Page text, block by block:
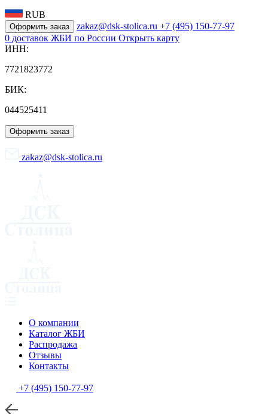
RUB
Оформить заказ zakaz@dsk-stolica.ru +7 (495) 150-77-97
0 доставок ЖБИ по России Открыть карту
ИНН:
7721823772
БИК:
044525411
Оформить заказ
zakaz@dsk-stolica.ru
О компании
Каталог ЖБИ
Распродажа
Отзывы
Контакты
+7 (495) 150-77-97